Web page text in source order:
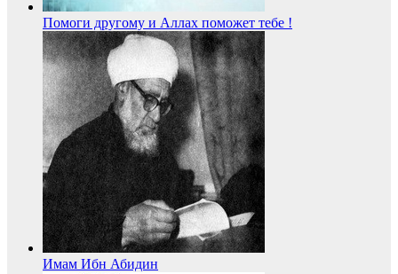
Помоги другому и Аллах поможет тебе !
Имам Ибн Абидин